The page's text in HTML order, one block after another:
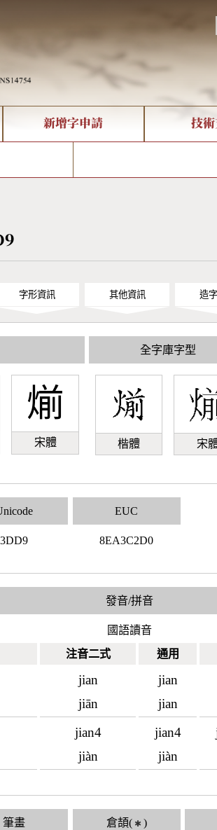
新增字申請 技術
字形資訊 其他資訊 造
㷙
宋體
全字庫字型
楷體 宋
3DD9
EUC
8EA3C2D0
發音/拼音
國語讀音
注音二式 通用
jian
jiān
jian
jian
jian4
jiàn
jian4
jiàn
筆畫 倉頡( ✱ )